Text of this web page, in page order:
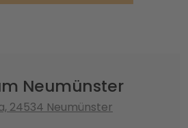
Neumünster
24534 Neumünster